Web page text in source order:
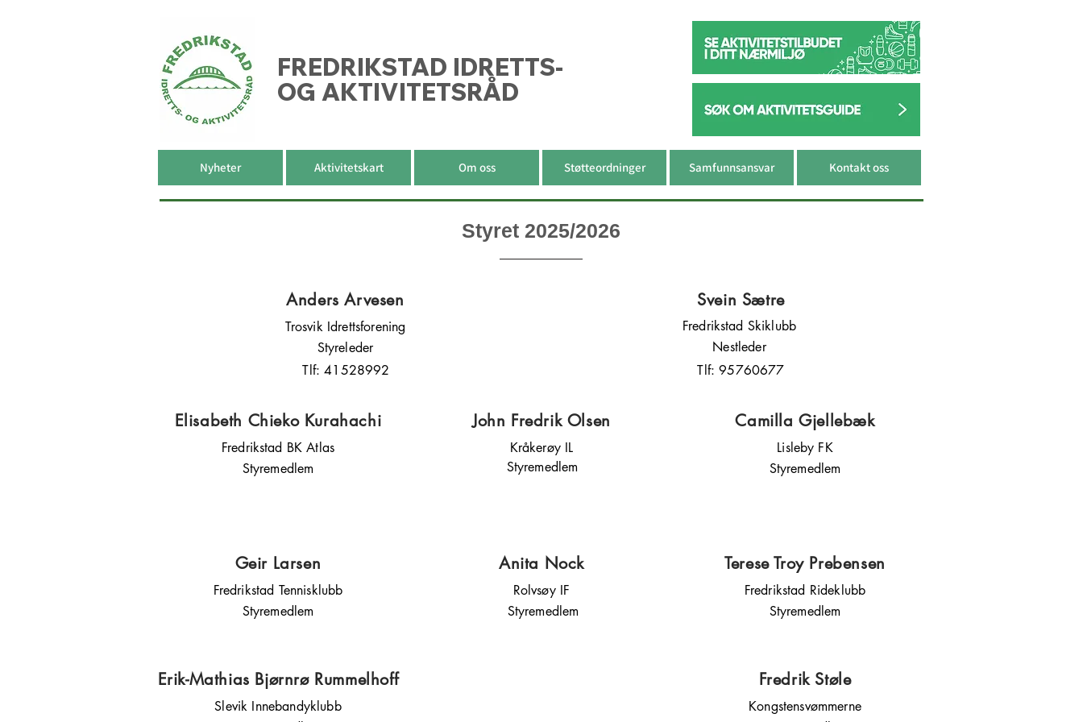
FREDRIKSTAD IDRETTS-
OG AKTIVITETSRÅD
Nyheter Aktivitetskart Om oss Støtteordninger Samfunnsansvar Kontakt oss
Styret 2025/2026
Anders Arvesen
Trosvik Idrettsforening
Styreleder
Tlf: 41528992
Svein Sætre
Fredrikstad Skiklubb
Nestleder
Tlf: 95760677
Elisabeth Chieko Kurahachi
Fredrikstad BK Atlas
Styremedlem
John Fredrik Olsen
Kråkerøy IL
Camilla Gjellebæk
Lisleby FK
Styremedlem
Styremedlem
Geir Larsen
Fredrikstad Tennisklubb
Styremedlem
Anita Nock
Rolvsøy IF
Styremedlem
Terese Troy Prebensen
Fredrikstad Rideklubb
Styremedlem
Erik-Mathias Bjørnrø Rummelhoff
Slevik Innebandyklubb
Fredrik Støle
Kongstensvømmerne